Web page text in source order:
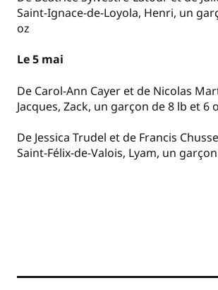
Saint-Ignace-de-Loyola, Henri, un
oz
Le 5 mai
De Carol-Ann Cayer et de Nicolas
Jacques, Zack, un garçon de 8 lb et 6
De Jessica Trudel et de Francis
Saint-Félix-de-Valois, Lyam, un